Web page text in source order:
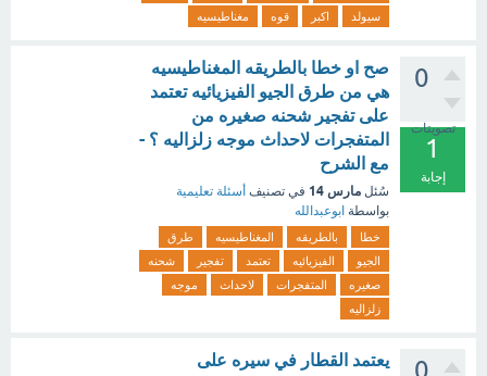
سيولد
اكبر قوه مغناطيسيه
0
تصويتات
1
إجابة
صح او خطا بالطريقه المغناطيسيه
هي من طرق الجيو الفيزيائيه تعتمد
على تفجير شحنه صغيره من
المتفجرات لاحداث موجه زلزاليه ؟ -
مع الشرح
سُئل مارس 14 في تصنيف أسئلة تعليمية
بواسطة ابوعبدالله
خطا بالطريقه المغناطيسيه
طرق
الجيو
الفيزيائيه تعتمد تفجير
شحنه
صغيره
المتفجرات لاحداث
موجه
زلزاليه
0
يعتمد القطار في سيره على